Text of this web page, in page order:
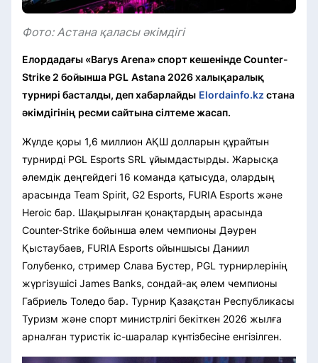
Фото: Астана қаласы әкімдігі
Елордадағы «Barys Arena» спорт кешенінде Counter-
Strike 2 бойынша PGL Astana 2026 халықаралық
турнирі басталды, деп хабарлайды Elordainfo.kz стана
әкімдігінің ресми сайтына сілтеме жасап.
Жүлде қоры 1,6 миллион АҚШ долларын құрайтын
турнирді PGL Esports SRL ұйымдастырды. Жарысқа
әлемдік деңгейдегі 16 команда қатысуда, олардың
арасында Team Spirit, G2 Esports, FURIA Esports және
Heroic бар. Шақырылған қонақтардың арасында
Counter-Strike бойынша әлем чемпионы Дәурен
Қыстаубаев, FURIA Esports ойыншысы Даниил
Голубенко, стример Слава Бустер, PGL турнирлерінің
жүргізушісі James Banks, сондай-ақ әлем чемпионы
Габриель Толедо бар. Турнир Қазақстан Республикасы
Туризм және спорт министрлігі бекіткен 2026 жылға
арналған туристік іс-шаралар күнтізбесіне енгізілген.